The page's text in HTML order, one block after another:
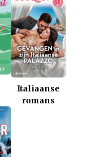
Italiaanse
romans